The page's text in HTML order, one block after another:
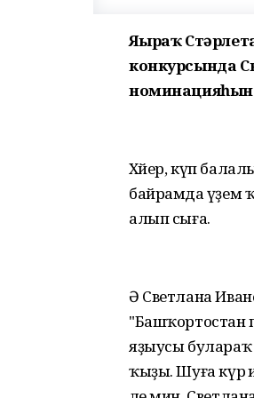
Яңыраҡ
конкурсында
Хәйер, күп
байрамда
алып сыға.
Ә Светлана
"Башҡортостан
яҙыусы булараҡ
ҡыҙы. Шуға күрә